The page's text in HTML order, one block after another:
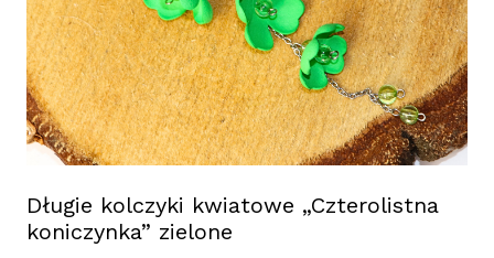
Długie kolczyki kwiatowe „Czterolistna
koniczynka” zielone